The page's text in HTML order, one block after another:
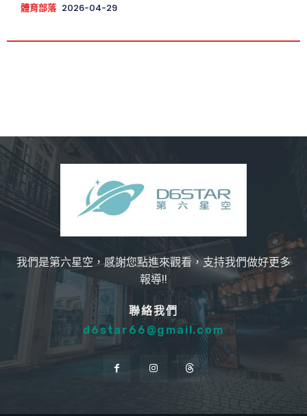
體育部落 2026-04-29
我們是第六星空，感謝您點進來觀看，支持我們做好更多
報導!!
聯絡我們
d6star66@gmail.com